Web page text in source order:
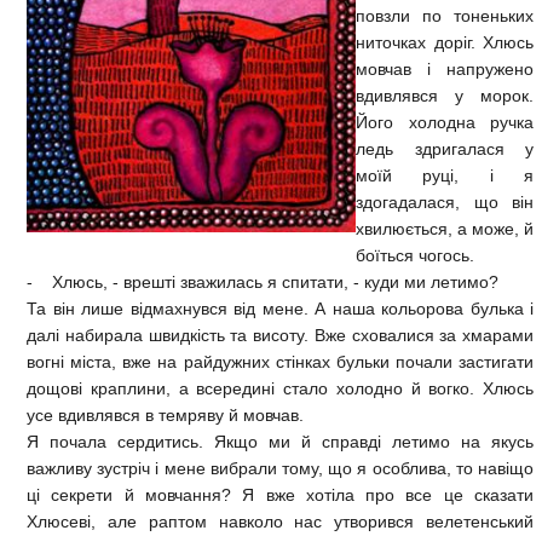
повзли по тоненьких
ниточках доріг. Хлюсь
мовчав і напружено
вдивлявся у морок.
Його холодна ручка
ледь здригалася у
моїй руці, і я
здогадалася, що він
хвилюється, а може, й
боїться чогось.
- Хлюсь, - врешті зважилась я спитати, - куди ми летимо?
Та він лише відмахнувся від мене. А наша кольорова булька і
далі набирала швидкість та висоту. Вже сховалися за хмарами
вогні міста, вже на райдужних стінках бульки почали застигати
дощові краплини, а всередині стало холодно й вогко. Хлюсь
усе вдивлявся в темряву й мовчав.
Я почала сердитись. Якщо ми й справді летимо на якусь
важливу зустріч і мене вибрали тому, що я особлива, то навіщо
ці секрети й мовчання? Я вже хотіла про все це сказати
Хлюсеві, але раптом навколо нас утворився велетенський